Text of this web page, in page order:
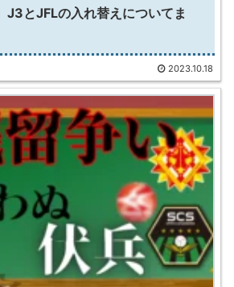
J3とJFLの入れ替えについてま
2023.10.18